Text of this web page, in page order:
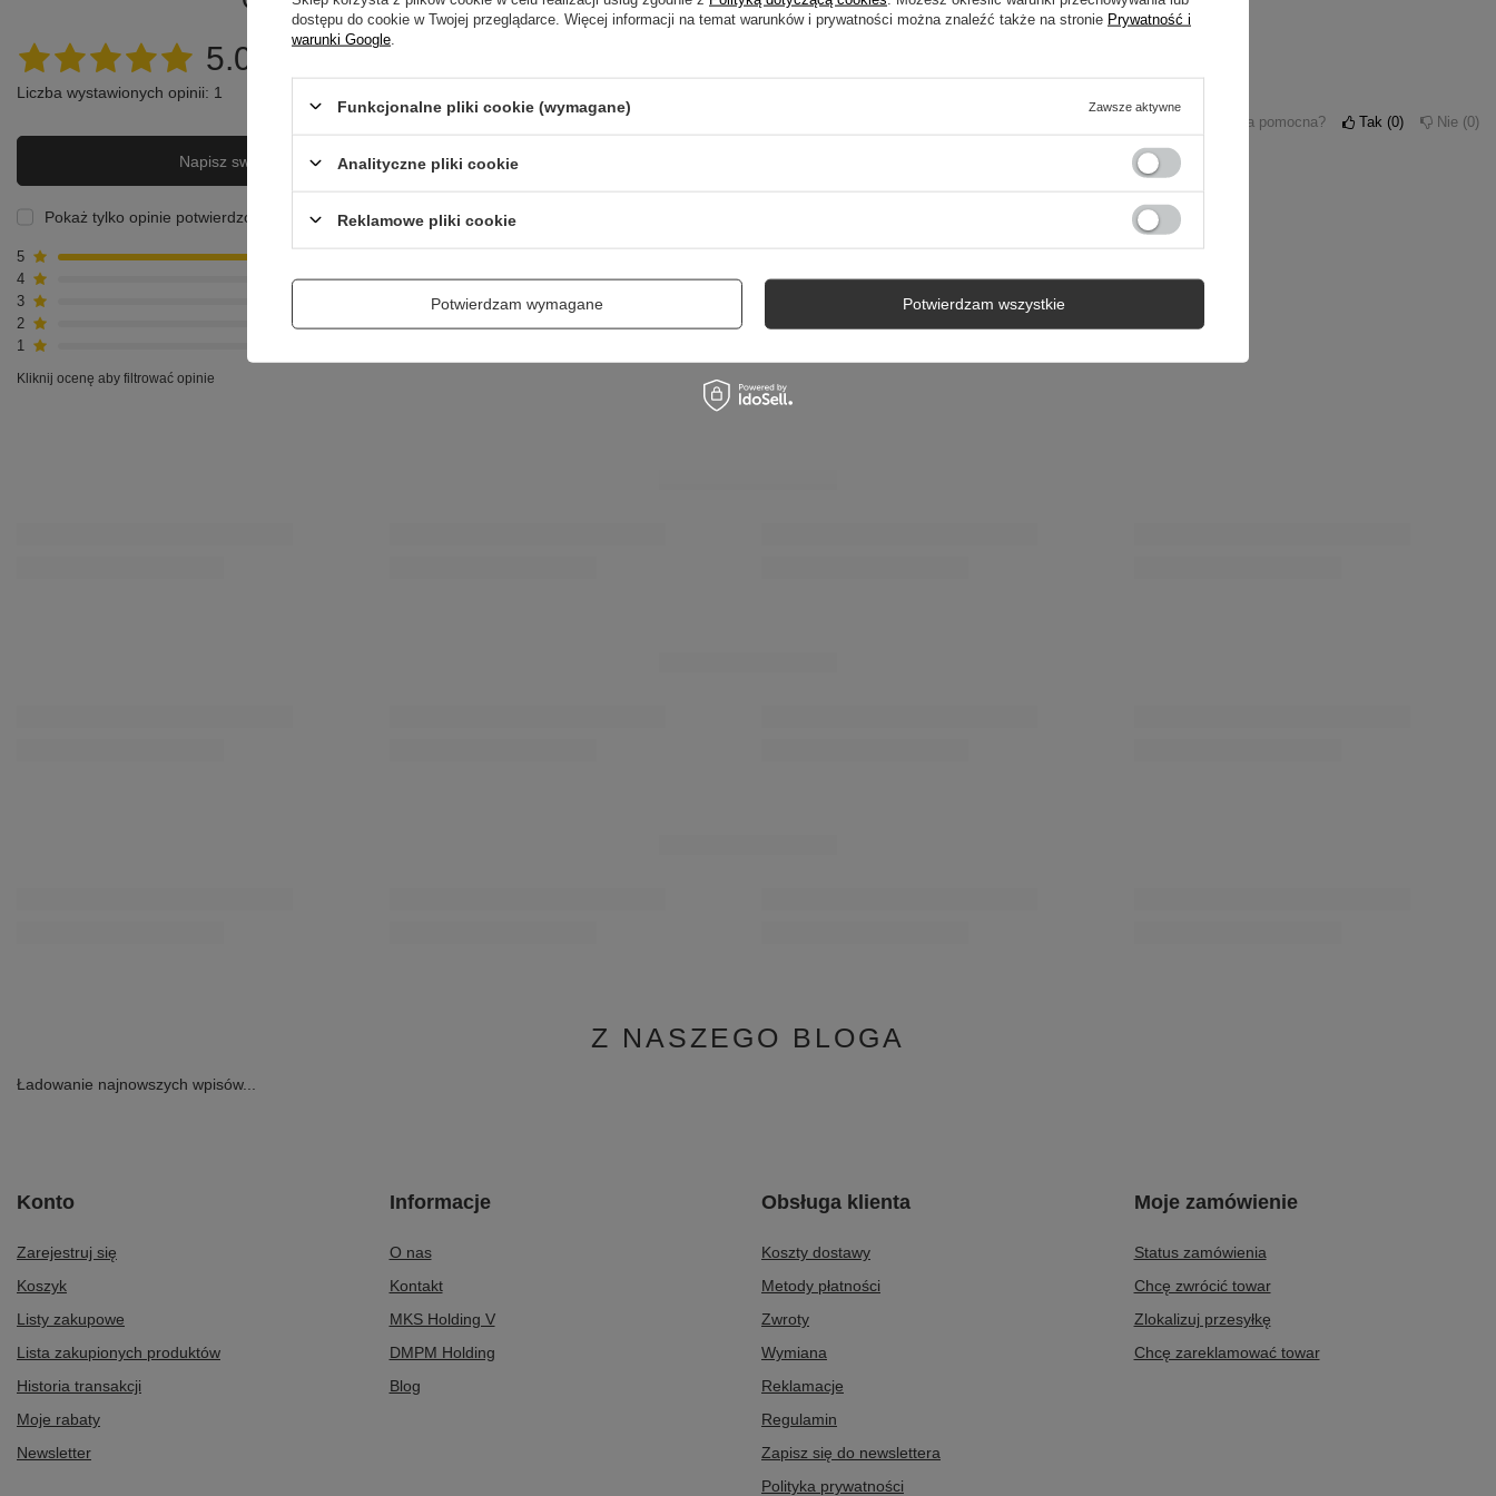
5.00
Liczba wystawionych opinii: 1
Napisz swoją opinię
Pokaż tylko opinie potwierdzone zakupem
5
4
0
3
0
2
0
1
Kliknij ocenę aby filtrować opinie
Czy opinia była pomocna? Tak 0 Nie 0
Z NASZEGO BLOGA
Ładowanie najnowszych wpisów...
Konto
Zarejestruj się
Koszyk
Listy zakupowe
Lista zakupionych produktów
Historia transakcji
Moje rabaty
Newsletter
Informacje
O nas
Kontakt
MKS Holding V
DMPM Holding
Blog
Obsługa klienta
Koszty dostawy
Metody płatności
Zwroty
Wymiana
Reklamacje
Regulamin
Zapisz się do newslettera
Polityka prywatności
Moje zamówienie
Status zamówienia
Chcę zwrócić towar
Zlokalizuj przesyłkę
Chcę zareklamować towar
dostępu do cookie w Twojej przeglądarce. Więcej informacji na temat warunków i prywatności można znaleźć także na stronie Prywatność i
warunki Google
Funkcjonalne pliki cookie (wymagane) Zawsze aktywne
Analityczne pliki cookie
Reklamowe pliki cookie
Potwierdzam wymagane Potwierdzam wszystkie